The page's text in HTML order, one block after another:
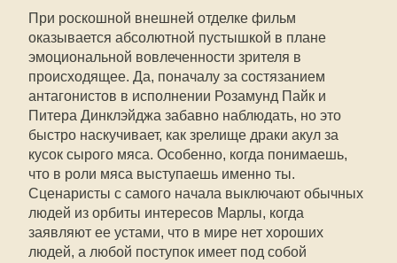
При роскошной внешней отделке фильм
оказывается абсолютной пустышкой в плане
эмоциональной вовлеченности зрителя в
происходящее. Да, поначалу за состязанием
антагонистов в исполнении Розамунд Пайк и
Питера Динклэйджа забавно наблюдать, но это
быстро наскучивает, как зрелище драки акул за
кусок сырого мяса. Особенно, когда понимаешь,
что в роли мяса выступаешь именно ты.
Сценаристы с самого начала выключают обычных
людей из орбиты интересов Марлы, когда
заявляют ее устами, что в мире нет хороших
людей, а любой поступок имеет под собой